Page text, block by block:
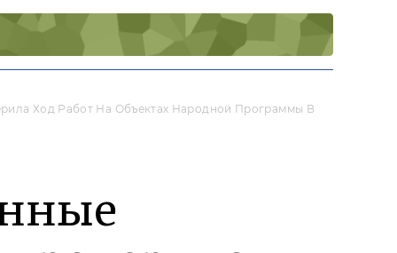
Ход Работ На Объектах Народной Программы В